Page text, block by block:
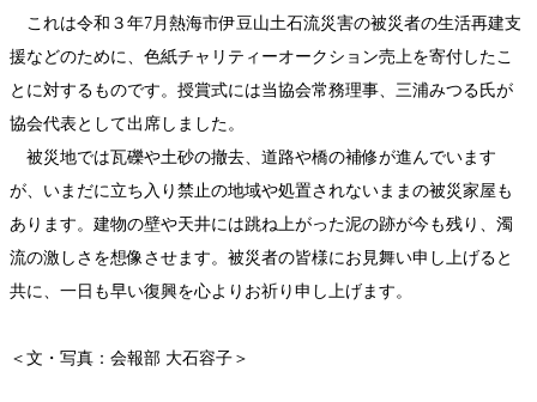
これは令和３年7月熱海市伊豆山土石流災害の被災者の生活再建支
援などのために、色紙チャリティーオークション売上を寄付したこ
とに対するものです。授賞式には当協会常務理事、三浦みつる氏が
協会代表として出席しました。
被災地では瓦礫や土砂の撤去、道路や橋の補修が進んでいます
が、いまだに立ち入り禁止の地域や処置されないままの被災家屋も
あります。建物の壁や天井には跳ね上がった泥の跡が今も残り、濁
流の激しさを想像させます。被災者の皆様にお見舞い申し上げると
共に、一日も早い復興を心よりお祈り申し上げます。
＜文・写真：会報部 大石容子＞